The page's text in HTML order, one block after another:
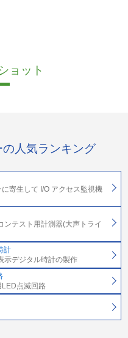
ョット
の人気ランキング
寄生して I/O アクセス監視機
ンテスト用計測器(大声トライ
計
示デジタル時計の製作
LED点滅回路